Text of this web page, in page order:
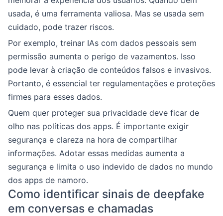
usada, é uma ferramenta valiosa. Mas se usada sem
cuidado, pode trazer riscos.
Por exemplo, treinar IAs com dados pessoais sem
permissão aumenta o perigo de vazamentos. Isso
pode levar à criação de conteúdos falsos e invasivos.
Portanto, é essencial ter regulamentações e proteções
firmes para esses dados.
Quem quer proteger sua privacidade deve ficar de
olho nas políticas dos apps. É importante exigir
segurança e clareza na hora de compartilhar
informações. Adotar essas medidas aumenta a
segurança e limita o uso indevido de dados no mundo
dos apps de namoro.
Como identificar sinais de deepfake
em conversas e chamadas